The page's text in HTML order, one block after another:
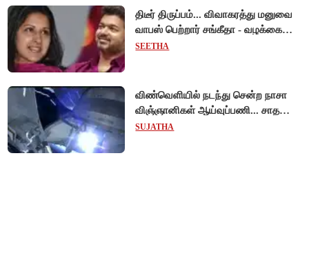
திடீர் திருப்பம்... விவாகரத்து மனுவை
வாபஸ் பெற்றார் சங்கீதா - வழக்கை
முடித்து வைத்தது செங்கல்பட்டு
SEETHA
விண்வெளியில் நடந்து சென்ற நாசா
விஞ்ஞானிகள் ஆய்வுப்பணி... சாதனை
!
SUJATHA